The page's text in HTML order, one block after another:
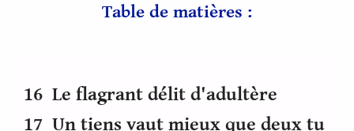
Table de matières :
16 Le flagrant délit d'adultère
17 Un tiens vaut mieux que deux tu